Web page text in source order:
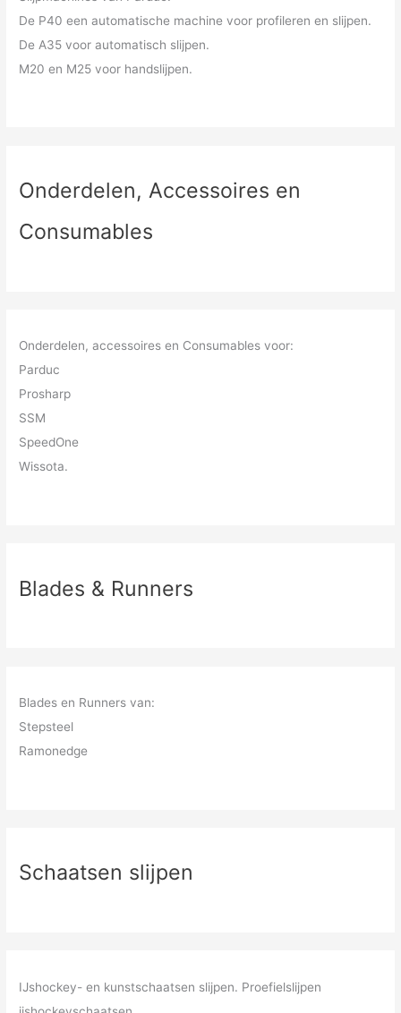
De P40 een automatische machine voor profileren en slijpen.
De A35 voor automatisch slijpen.
M20 en M25 voor handslijpen.
Onderdelen, Accessoires en
Consumables
Onderdelen, accessoires en Consumables voor:
Parduc
Prosharp
SSM
SpeedOne
Wissota.
Blades & Runners
Blades en Runners van:
Stepsteel
Ramonedge
Schaatsen slijpen
IJshockey- en kunstschaatsen slijpen. Proefielslijpen